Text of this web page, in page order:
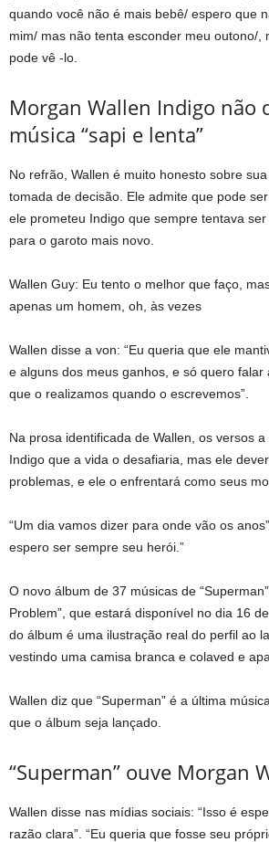
quando você não é mais bebê/ espero que
mim/ mas não tenta esconder meu outono/,
pode vê -lo.
Morgan Wallen Indigo não
música “sapi e lenta”
No refrão, Wallen é muito honesto sobre
tomada de decisão. Ele admite que pode
ele prometeu Indigo que sempre tentava
para o garoto mais novo.
Wallen Guy: Eu tento o melhor que faço,
apenas um homem, oh, às vezes
Wallen disse a von: “Eu queria que ele
e alguns dos meus ganhos, e só quero falar
que o realizamos quando o escrevemos”.
Na prosa identificada de Wallen, os versos
Indigo que a vida o desafiaria, mas ele
problemas, e ele o enfrentará como seus
“Um dia vamos dizer para onde vão os
espero ser sempre seu herói.”
O novo álbum de 37 músicas de
Problem”, que estará disponível no dia 16
do álbum é uma ilustração real do perfil ao
vestindo uma camisa branca e colaved e
Wallen diz que “Superman” é a última
que o álbum seja lançado.
“Superman” ouve Morgan
Wallen disse nas mídias sociais: “Isso é
razão clara”. “Eu queria que fosse seu